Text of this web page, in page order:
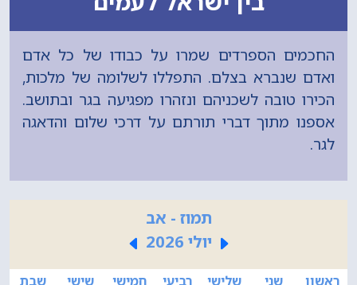
החכמים הספרדים שמרו על כבודו של כל אדם
ואדם שנברא בצלם. התפללו לשלומה של מלכות,
הכירו טובה לשכניהם ונזהרו מפגיעה בגר ובתושב.
אספנו מתוך דברי תורתם על דרכי שלום והדאגה
לגר.
תמוז - אב
יולי 2026
ראשון שני שלישי רביעי חמישי שישי שבת